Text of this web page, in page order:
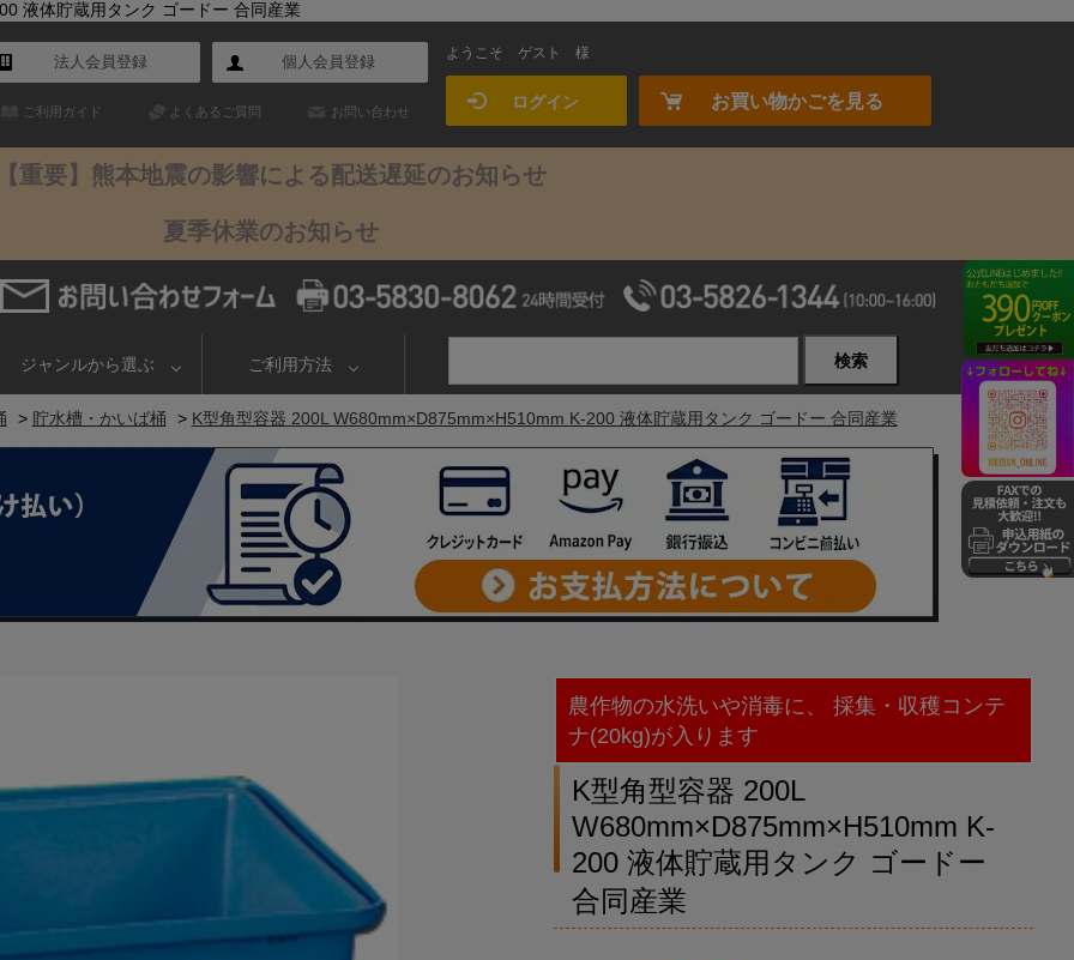
液体貯蔵用タンク ゴードー 合同産業
法人会員登録 個人会員登録
ご利用ガイド よくあるご質問 お問い合わせ
ようこそ ゲスト 様
ログイン お買い物かごを見る
重要】熊本地震の影響による配送遅延のお知らせ
夏季休業のお知らせ
ジャンルから選ぶ ご利用方法 検索
> 貯水槽・かいば桶 > K型角型容器 200L W680mm×D875mm×H510mm K-200 液体貯蔵用タンク ゴードー 合同産業
農作物の水洗いや消毒に、 採集・収穫コンテ
ナ(20kg)が入ります
K型角型容器 200L
W680mm×D875mm×H510mm K-
200 液体貯蔵用タンク ゴードー
合同産業